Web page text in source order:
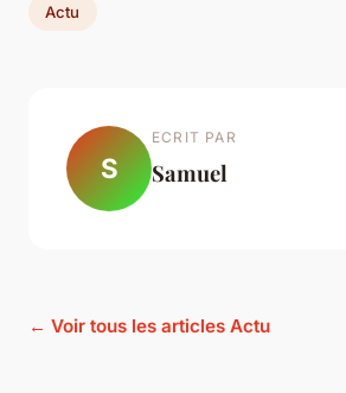
Actu
S
ECRIT PAR
Samuel
← Voir tous les articles Actu